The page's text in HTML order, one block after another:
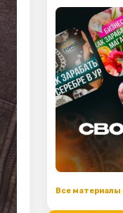
Все материалы